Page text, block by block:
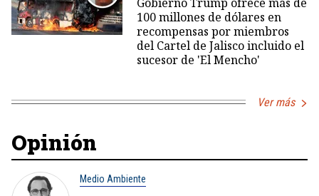
100 millones de dólares en
recompensas por miembros
del Cartel de Jalisco incluido el
sucesor de 'El Mencho'
Ver más
Opinión
Medio Ambiente